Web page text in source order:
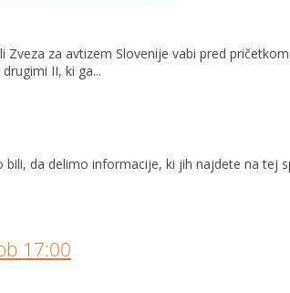
Zveza za avtizem Slovenije vabi pred
II, ki ga...
da delimo informacije, ki jih najdete na tej
17:00